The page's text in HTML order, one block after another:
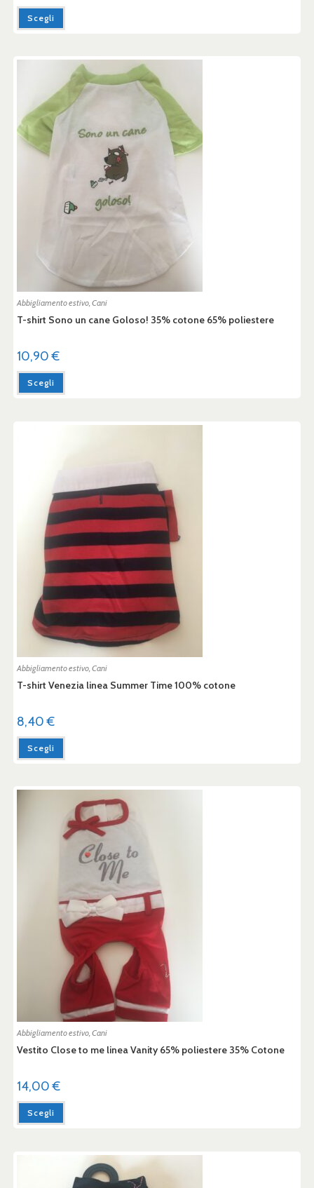
Scegli
Abbigliamento estivo,Cani
T-shirt Sono un cane Goloso! 35% cotone 65% poliestere
10,90€
Scegli
Abbigliamento estivo, Cani
T-shirt Venezia linea Summer Time 100% cotone
8,40€
Scegli
Abbigliamento estivo,Cani
Vestito Close to me linea Vanity 65% poliestere 35% Cotone
14,00€
Scegli